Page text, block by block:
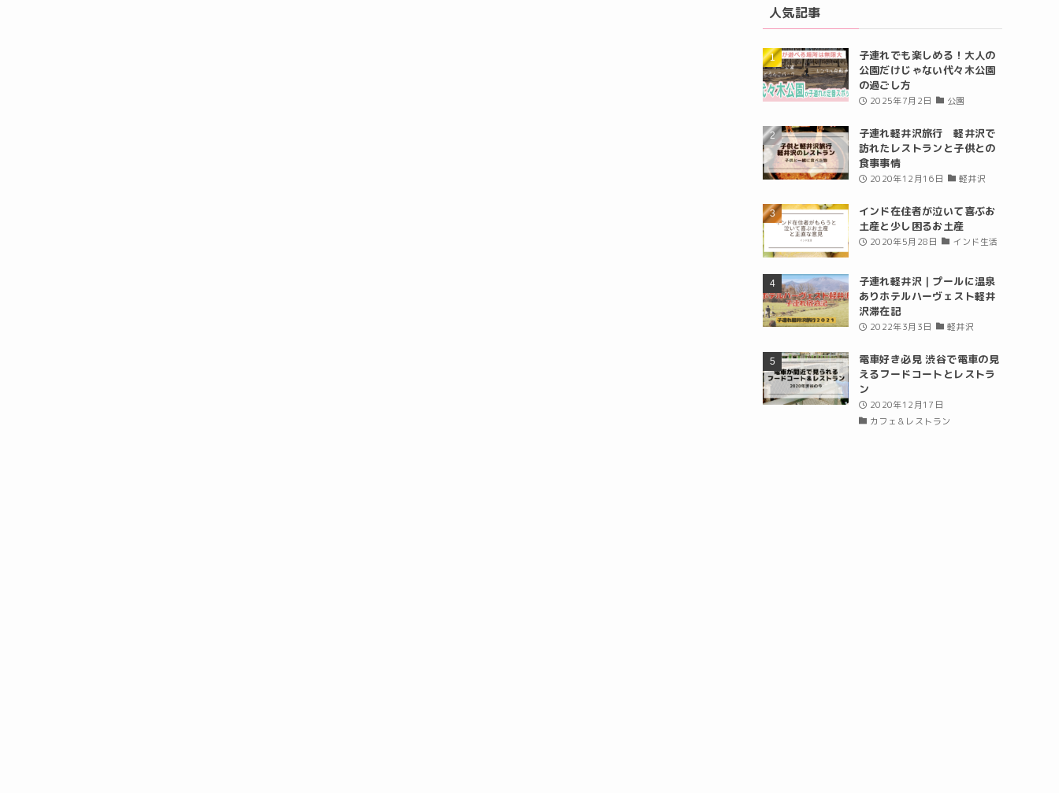
人気記事
子連れでも楽しめる！大人の
公園だけじゃない代々木公園
の過ごし方
2025年7月2日 公園
子連れ軽井沢旅行 軽井沢で
訪れたレストランと子供との
食事事情
2020年12月16日 軽井沢
インド在住者が泣いて喜ぶお
土産と少し困るお土産
2020年5月28日 インド生活
子連れ軽井沢｜プールに温泉
ありホテルハーヴェスト軽井
沢滞在記
2022年3月3日 軽井沢
電車好き必見 渋谷で電車の見
えるフードコートとレストラ
ン
2020年12月17日
カフェ＆レストラン